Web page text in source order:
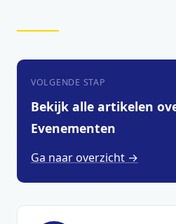
VOLGENDE STAP
Bekijk alle artikelen
Evenementen
Ga naar overzicht →